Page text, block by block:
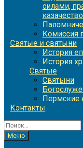
силами,
Комиссия
Святые и святыни
История
История
Святые
Святыни
Пермские
Контакты
Найти:
Меню